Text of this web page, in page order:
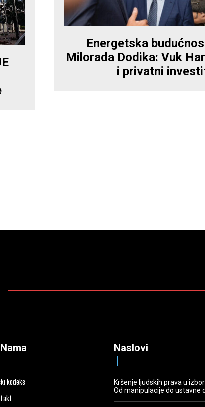
Energetska
Milorada Dodika: Vuk
i privatni
kodeks
Naslovi
Kršenje ljudskih prava u
Od manipulacije do ustavne